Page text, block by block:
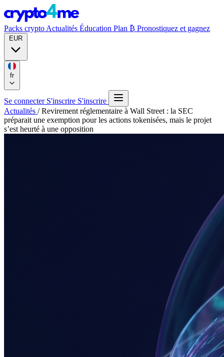
Packs crypto Actualités Éducation Plan ₿ Pronostiquez et gagnez
fr
Se connecter S'inscrire S'inscrire
Actualités / Revirement réglementaire à Wall Street : la SEC
préparait une exemption pour les actions tokenisées, mais le projet
s’est heurté à une opposition